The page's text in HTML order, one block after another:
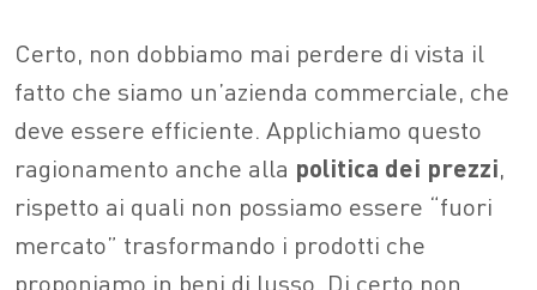
Certo, non dobbiamo mai perdere di vista il
fatto che siamo un’azienda commerciale, che
deve essere efficiente. Applichiamo questo
ragionamento anche alla politica dei prezzi,
rispetto ai quali non possiamo essere “fuori
mercato” trasformando i prodotti che
proponiamo in beni di lusso. Di certo non